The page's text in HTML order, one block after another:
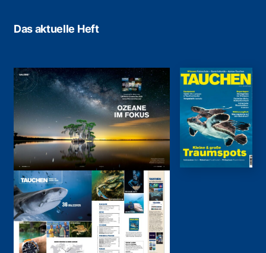
Das aktuelle Heft